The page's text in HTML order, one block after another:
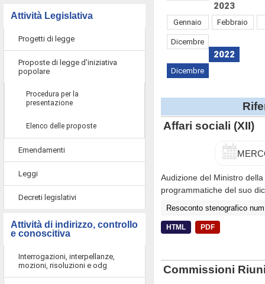
Attività Legislativa
Progetti di legge
Proposte di legge d'iniziativa
popolare
Procedura per la
presentazione
Elenco delle proposte
Emendamenti
Leggi
Decreti legislativi
Attività di indirizzo, controllo
e conoscitiva
Interrogazioni, interpellanze,
mozioni, risoluzioni e odg
2023
Gennaio Febbraio
Dicembre
2022
Dicembre
Affari sociali (XII)
Audizione del Ministro
programmatiche del suo
Resoconto stenografico
HTML PDF
Commissioni